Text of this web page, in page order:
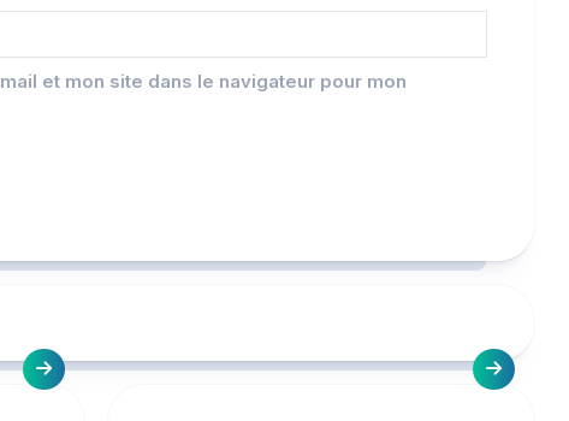
et mon site dans le navigateur pour mon